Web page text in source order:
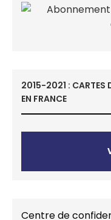
2015-2021 : CARTES
EN FRANCE
Centre de